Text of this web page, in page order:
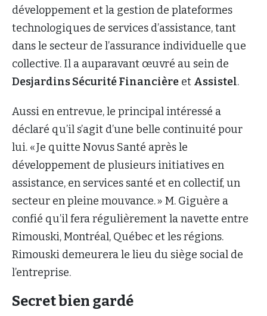
développement et la gestion de plateformes
technologiques de services d’assistance, tant
dans le secteur de l’assurance individuelle que
collective. Il a auparavant œuvré au sein de
Desjardins Sécurité Financière et Assistel.
Aussi en entrevue, le principal intéressé a
déclaré qu’il s’agit d’une belle continuité pour
lui. « Je quitte Novus Santé après le
développement de plusieurs initiatives en
assistance, en services santé et en collectif, un
secteur en pleine mouvance. » M. Giguère a
confié qu’il fera régulièrement la navette entre
Rimouski, Montréal, Québec et les régions.
Rimouski demeurera le lieu du siège social de
l’entreprise.
Secret bien gardé